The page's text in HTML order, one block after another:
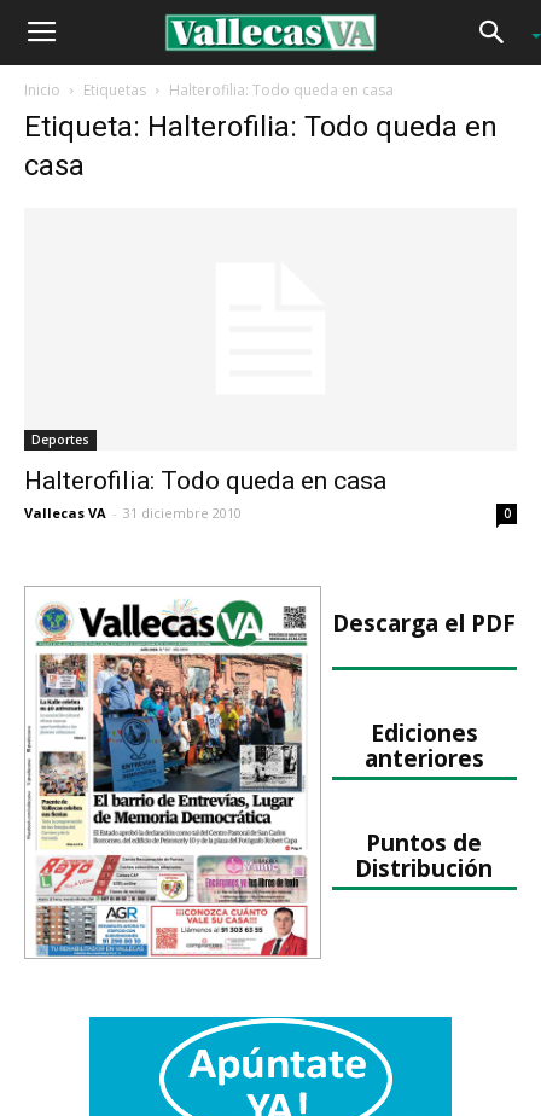
Inicio Etiquetas Halterofilia: Todo queda en casa
Etiqueta: Halterofilia: Todo queda en
casa
Deportes
Halterofilia: Todo queda en casa
Vallecas VA - 31 diciembre 2010 0
Descarga el PDF
Ediciones
anteriores
Puntos de
Distribución